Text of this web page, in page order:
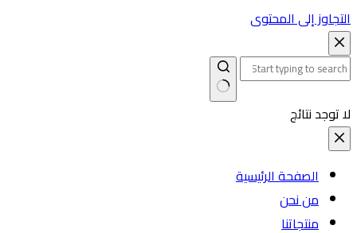
التجاوز إلى المحتوى
لا توجد نتائج
الصفحة الرئيسية
من نحن
منتجاتنا